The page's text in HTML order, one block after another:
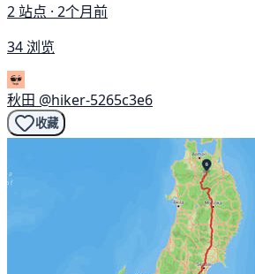
2 站点 · 2个月前
34 浏览
秋田 @hiker-5265c3e6
收藏